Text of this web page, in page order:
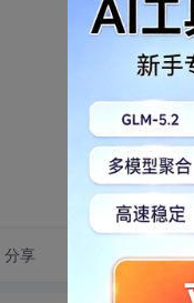
分享 转发到动态